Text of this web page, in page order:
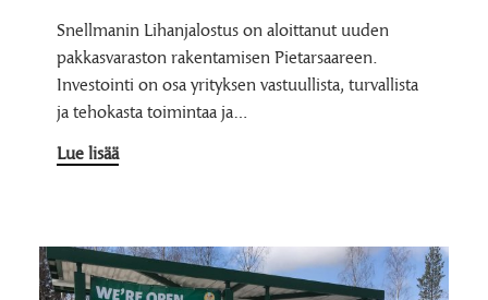
Snellmanin Lihanjalostus on aloittanut uuden
pakkasvaraston rakentamisen Pietarsaareen.
Investointi on osa yrityksen vastuullista, turvallista
ja tehokasta toimintaa ja…
Lue lisää